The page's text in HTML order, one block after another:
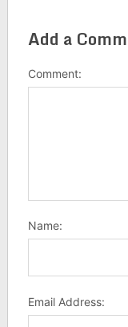
Add a
Comment:
Name:
Email Address: